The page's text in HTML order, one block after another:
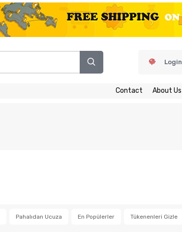
Login
Contact About Us
Pahalıdan Ucuza En Popülerler Tükenenleri Gizle